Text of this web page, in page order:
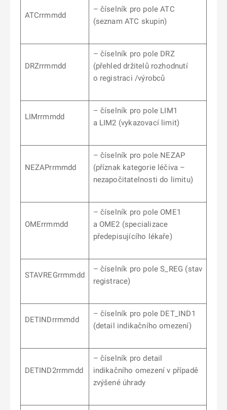
ATCrrmmdd
– číselník pro pole ATC
(seznam ATC skupin)
DRZrrmmdd
– číselník pro pole DRZ
(přehled držitelů rozhodnutí
o registraci /výrobců
LIMrrmmdd
– číselník pro pole LIM1
a LIM2 (vykazovací limit)
NEZAPrrmmdd
– číselník pro pole NEZAP
(příznak kategorie léčiva –
nezapočitatelnosti do limitu)
OMErrmmdd
– číselník pro pole OME1
a OME2 (specializace
předepisujícího lékaře)
STAVREGrrmmdd
– číselník pro pole S_REG (stav
registrace)
DETINDrrmmdd
– číselník pro pole DET_IND1
(detail indikačního omezení)
DETIND2rrmmdd
– číselník pro detail
indikačního omezení v případě
zvýšené úhrady